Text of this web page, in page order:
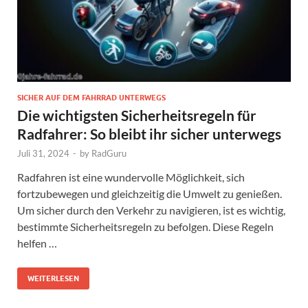
SICHER AUF DEM FAHRRAD UNTERWEGS
Die wichtigsten Sicherheitsregeln für
Radfahrer: So bleibt ihr sicher unterwegs
Juli 31, 2024 - by RadGuru
Radfahren ist eine wundervolle Möglichkeit, sich
fortzubewegen und gleichzeitig die Umwelt zu genießen.
Um sicher durch den Verkehr zu navigieren, ist es wichtig,
bestimmte Sicherheitsregeln zu befolgen. Diese Regeln
helfen …
WEITERLESEN